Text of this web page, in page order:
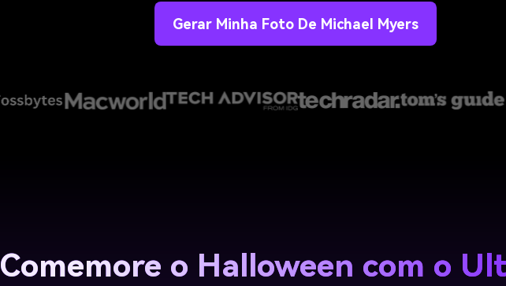
Gerar Minha Foto De Michael Myers
Comemore o Halloween com o